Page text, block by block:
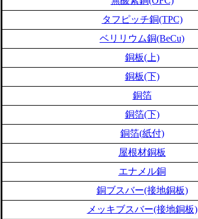
タフピッチ銅(TPC)
ベリリウム銅(BeCu)
銅板(上)
銅板(下)
銅箔
銅箔(下)
銅箔(紙付)
屋根材銅板
エナメル銅
銅ブスバー(接地銅板)
メッキブスバー(接地銅板)